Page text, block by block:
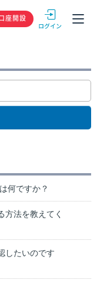
GMOクリック
座開設
何ですか？
方法を教えてく
したいのです